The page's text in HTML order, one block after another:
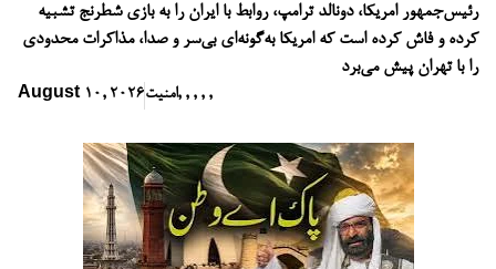
رئیس‌جمهور امریکا، دونالد ترامپ، روابط با ایران را به بازی شطرنج تشبیه
کرده و فاش کرده است که امریکا به‌گونه‌ای بی‌سر و صدا، مذاکرات محدودی
را با تهران پیش می‌برد
August 10, 2026امنیت, , , , ,